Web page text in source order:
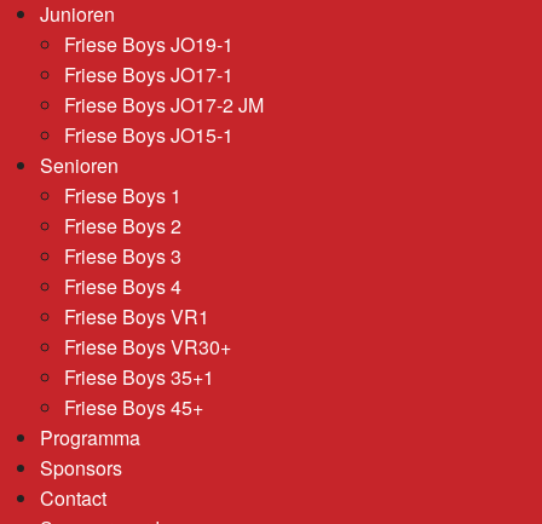
Junioren
Friese Boys JO19-1
Friese Boys JO17-1
Friese Boys JO17-2 JM
Friese Boys JO15-1
Senioren
Friese Boys 1
Friese Boys 2
Friese Boys 3
Friese Boys 4
Friese Boys VR1
Friese Boys VR30+
Friese Boys 35+1
Friese Boys 45+
Programma
Sponsors
Contact